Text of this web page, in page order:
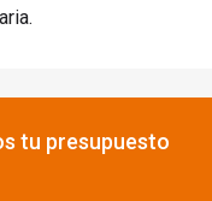
tu presupuesto